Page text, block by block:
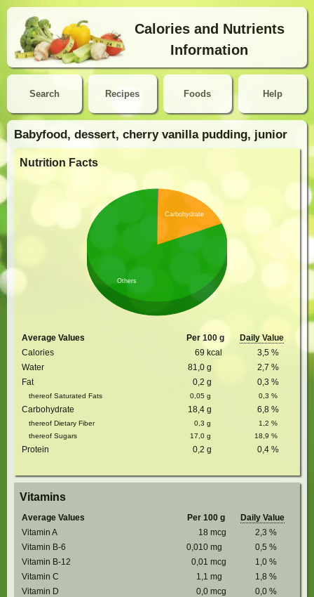
Calories and Nutrients
Information
Search Help
Recipes Foods
Babyfood, dessert, cherry vanilla pudding, junior
Nutrition Facts
Carbohydrate
Others
Average Values Per 100 g
Daily Value
Calories
69 kcal 3,5 %
Water
81,0 g 2,7 %
Fat
0,2 g 0,3 %
thereof Saturated Fats 0,05 g 0,3 %
Carbohydrate 18,4 g 6,8 %
thereof Dietary Fiber 0,3 g 1,2 %
thereof Sugars
17,0 g 18,9 %
Protein 0,2 g 0,4 %
Vitamins
Average Values Per 100 g
Daily Value
Vitamin A
18 mcg 2,3 %
Vitamin B-6
0,010 mg 0,5 %
Vitamin B-12
0,01 mcg 1,0 %
Vitamin C
1,1 mg 1,8 %
Vitamin D
0,0 mcg 0,0 %